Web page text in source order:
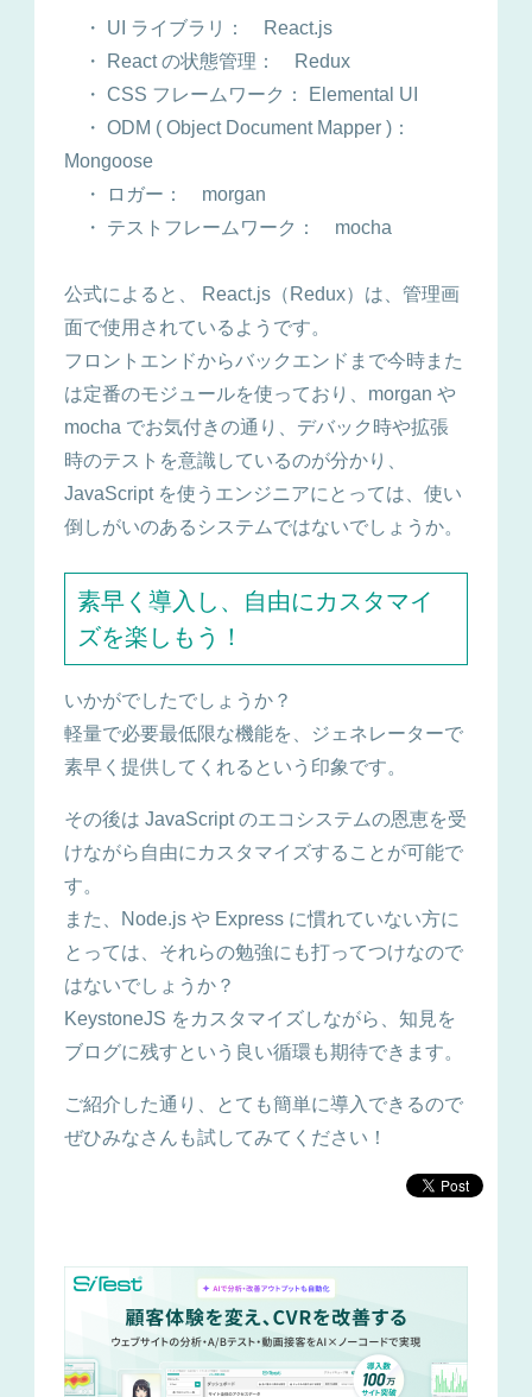
・ UI ライブラリ： React.js
・ React の状態管理： Redux
・ CSS フレームワーク： Elemental UI
・ ODM ( Object Document Mapper )：
Mongoose
・ ロガー： morgan
・ テストフレームワーク： mocha
公式によると、 React.js（Redux）は、管理画
面で使用されているようです。
フロントエンドからバックエンドまで今時また
は定番のモジュールを使っており、morgan や
mocha でお気付きの通り、デバック時や拡張
時のテストを意識しているのが分かり、
JavaScript を使うエンジニアにとっては、使い
倒しがいのあるシステムではないでしょうか。
素早く導入し、自由にカスタマイ
ズを楽しもう！
いかがでしたでしょうか？
軽量で必要最低限な機能を、ジェネレーターで
素早く提供してくれるという印象です。
その後は JavaScript のエコシステムの恩恵を受
けながら自由にカスタマイズすることが可能で
す。
また、Node.js や Express に慣れていない方に
とっては、それらの勉強にも打ってつけなので
はないでしょうか？
KeystoneJS をカスタマイズしながら、知見を
ブログに残すという良い循環も期待できます。
ご紹介した通り、とても簡単に導入できるので
ぜひみなさんも試してみてください！